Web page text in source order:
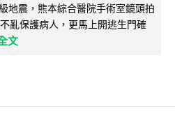
地震，熊本綜合醫院手術室鏡頭拍
亂保護病人，更馬上開逃生門確
文